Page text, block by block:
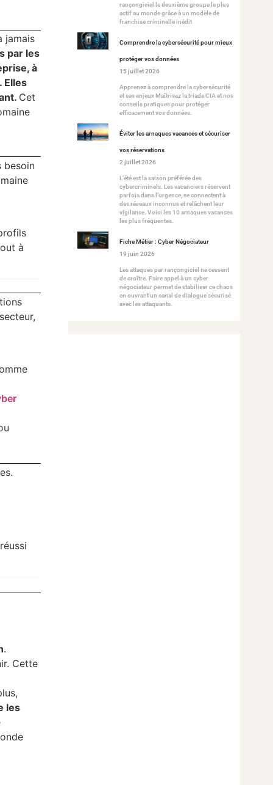
jamais
par les
à
Elles
Cet
besoin
à
.
Cette
les
rançongiciel le deuxième groupe le plus
actif au monde grâce à un modèle de
franchise criminelle inédit
Comprendre la cybersécurité pour mieux
protéger vos données
15 juillet 2026
Apprenez à comprendre la cybersécurité
et ses enjeux Maîtrisez la triade CIA et nos
conseils pratiques pour protéger
efficacement vos données.
Éviter les arnaques vacances et sécuriser
vos réservations
2 juillet 2026
L’été est la saison préférée des
cybercriminels. Les vacanciers réservent
parfois dans l’urgence, se connectent à
des réseaux inconnus et relâchent leur
vigilance. Voici les 10 arnaques vacances
les plus fréquentes.
Fiche Métier : Cyber Négociateur
19 juin 2026
Les attaques par rançongiciel ne cessent
de croître. Faire appel à un cyber
négociateur permet de stabiliser ce chaos
en ouvrant un canal de dialogue sécurisé
avec les attaquants.